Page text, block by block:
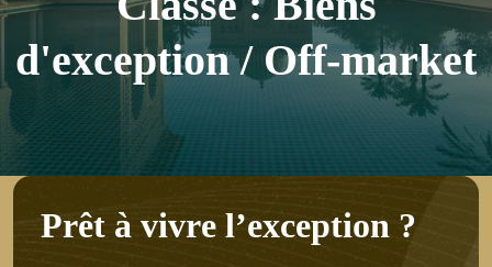
d'exception / Off-market
Prêt à vivre l’exception ?